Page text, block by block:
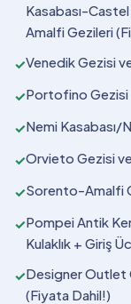
Kasabası-
Amalfi Gezileri
✓Venedik Gezisi
✓Portofino Gezisi
✓Nemi Kasabası/
✓Orvieto Gezisi
✓Sorento-Amalfi
✓Pompei Antik
Kulaklık + Giriş
✓Designer Outlet
(Fiyata Dahil!)